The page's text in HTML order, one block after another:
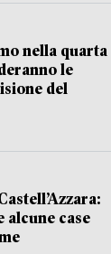
nella quarta
le
del
alcune case